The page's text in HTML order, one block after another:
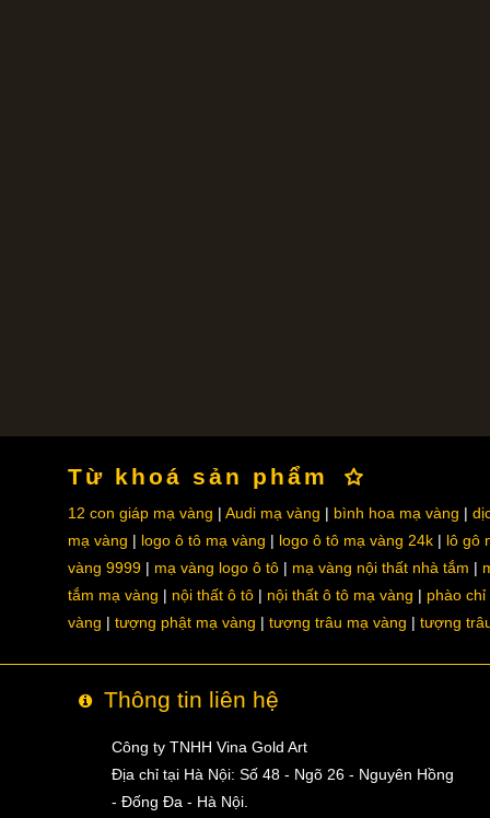
Từ khoá sản phẩm
12 con giáp mạ vàng Audi mạ vàng bình hoa mạ vàng
mạ vàng
logo ô tô mạ vàng logo ô tô mạ vàng 24k
lô gô
vàng 9999
mạ vàng logo ô tô mạ vàng nội thất nhà tắm
tắm mạ vàng
nội thất ô tô nội thất ô tô mạ vàng
phào chỉ
vàng
tượng phật mạ vàng tượng trâu mạ vàng tượng
Thông tin liên hệ
Công ty TNHH Vina Gold Art
Địa chỉ tại Hà Nội: Số 48 - Ngõ 26 - Nguyên Hồng
- Đống Đa - Hà Nội.